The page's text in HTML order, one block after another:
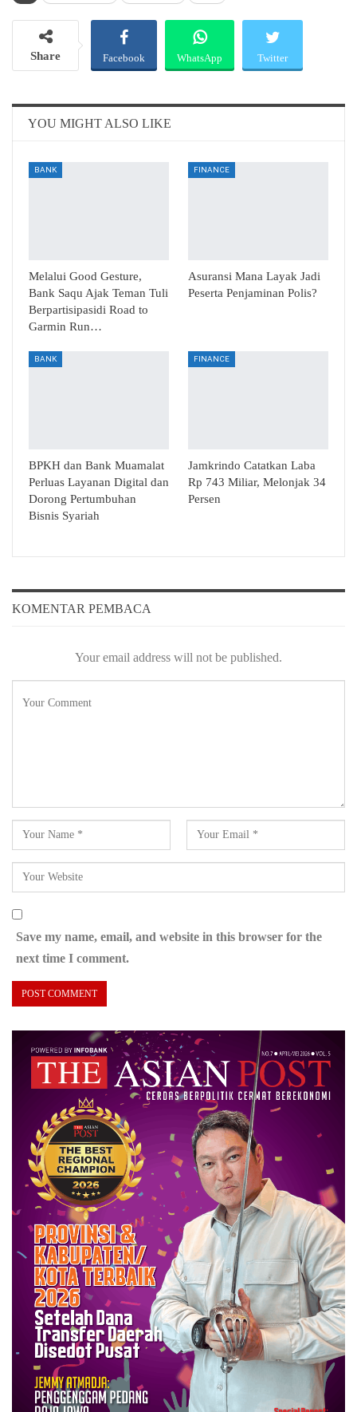
Share Facebook WhatsApp Twitter
YOU MIGHT ALSO LIKE
BANK
Melalui Good Gesture,
Bank Saqu Ajak Teman Tuli
Berpartisipasidi Road to
Garmin Run…
FINANCE
Asuransi Mana Layak Jadi
Peserta Penjaminan Polis?
BANK
BPKH dan Bank Muamalat
Perluas Layanan Digital dan
Dorong Pertumbuhan
Bisnis Syariah
FINANCE
Jamkrindo Catatkan Laba
Rp 743 Miliar, Melonjak 34
Persen
KOMENTAR PEMBACA
Your email address will not be published.
Save my name, email, and website in this browser for the
next time I comment.